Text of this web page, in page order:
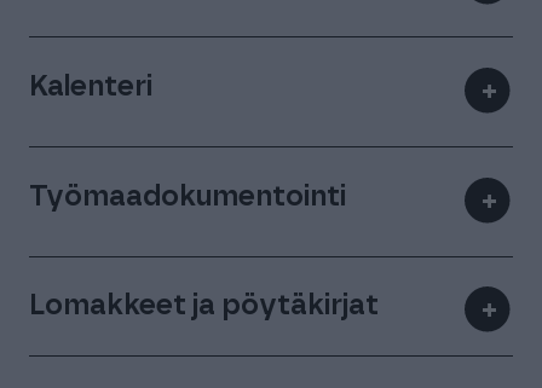
Kalenteri +
Työmaadokumentointi +
Lomakkeet ja pöytäkirjat +